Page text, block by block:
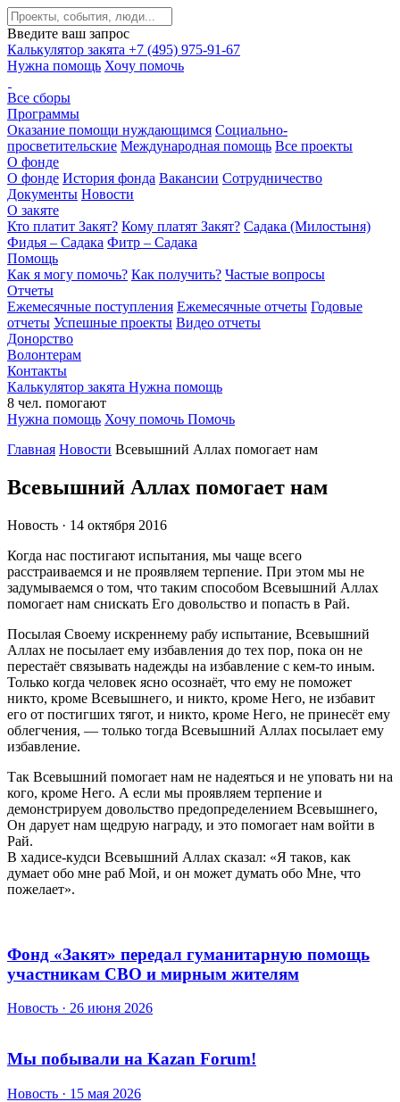
Введите ваш запрос
Калькулятор закята +7 (495) 975-91-67
Нужна помощь Хочу помочь
Все сборы
Программы
Оказание помощи нуждающимся Социально-
просветительские Международная помощь Все проекты
О фонде
О фонде История фонда Вакансии Сотрудничество
Документы Новости
О закяте
Кто платит Закят? Кому платят Закят? Садака (Милостыня)
Фидья – Садака Фитр – Садака
Помощь
Как я могу помочь? Как получить? Частые вопросы
Отчеты
Ежемесячные поступления Ежемесячные отчеты Годовые
отчеты Успешные проекты Видео отчеты
Донорство
Волонтерам
Контакты
Калькулятор закята Нужна помощь
8 чел. помогают
Нужна помощь Хочу помочь Помочь
Главная Новости Всевышний Аллах помогает нам
Всевышний Аллах помогает нам
Новость · 14 октября 2016
Когда нас постигают испытания, мы чаще всего
расстраиваемся и не проявляем терпение. При этом мы не
задумываемся о том, что таким способом Всевышний Аллах
помогает нам снискать Его довольство и попасть в Рай.
Посылая Своему искреннему рабу испытание, Всевышний
Аллах не посылает ему избавления до тех пор, пока он не
перестаёт связывать надежды на избавление с кем-то иным.
Только когда человек ясно осознаёт, что ему не поможет
никто, кроме Всевышнего, и никто, кроме Него, не избавит
его от постигших тягот, и никто, кроме Него, не принесёт ему
облегчения, — только тогда Всевышний Аллах посылает ему
избавление.
Так Всевышний помогает нам не надеяться и не уповать ни на
кого, кроме Него. А если мы проявляем терпение и
демонстрируем довольство предопределением Всевышнего,
Он дарует нам щедрую награду, и это помогает нам войти в
Рай.
В хадисе-кудси Всевышний Аллах сказал: «Я таков, как
думает обо мне раб Мой, и он может думать обо Мне, что
пожелает».
Фонд «Закят» передал гуманитарную помощь
участникам СВО и мирным жителям
Новость · 26 июня 2026
Мы побывали на Kazan Forum!
Новость · 15 мая 2026